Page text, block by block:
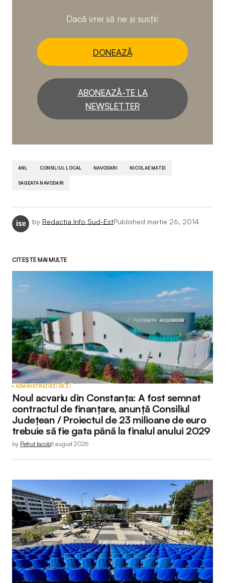
Dacă vrei să ne și susții:
DONEAZĂ
ABONEAZĂ-TE LA
NEWSLETTER
ANL CONSILIUL LOCAL NAVODARI NICOLAE MATEI
SAGEATA NAVODARI
by Redactia Info Sud-EstPublished martie 26, 2014
CITEȘTE MAI MULTE
ADMINISTRAȚIEZI DE ZI
Noul acvariu din Constanța: A fost semnat
contractul de finanțare, anunță Consiliul
Județean / Proiectul de 23 milioane de euro
trebuie să fie gata până la finalul anului 2029
by Petruț Iacob6 august 2026